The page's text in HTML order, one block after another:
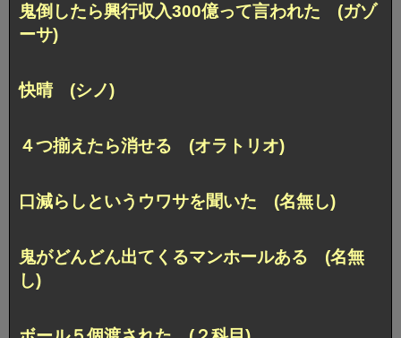
鬼倒したら興行収入300億って言われた (ガゾ
ーサ)
快晴 (シノ)
４つ揃えたら消せる (オラトリオ)
口減らしというウワサを聞いた (名無し)
鬼がどんどん出てくるマンホールある (名無
し)